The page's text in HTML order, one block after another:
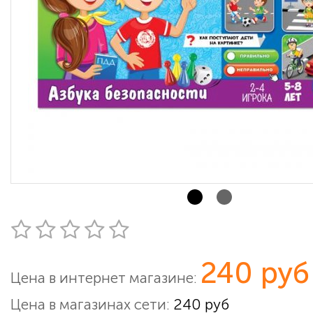
Цена в интернет магазине: 240 руб
Цена в магазинах сети: 240 руб